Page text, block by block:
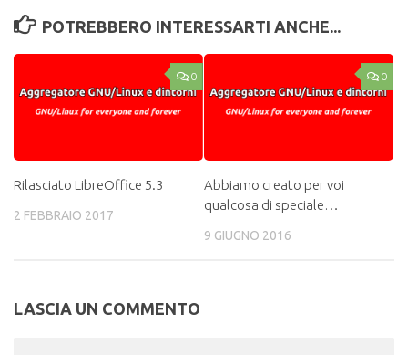
POTREBBERO INTERESSARTI ANCHE...
0
Rilasciato LibreOffice 5.3
2 FEBBRAIO 2017
0
Abbiamo creato per voi
qualcosa di speciale…
9 GIUGNO 2016
LASCIA UN COMMENTO